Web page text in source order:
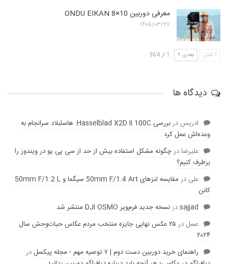
معرفی دوربین ONDU EIKAN 8×10
۱۴۰۵/۰۳/۲۷
قبلی بعدی 1 از 364
دیدگاه ها
ادریس در
بررسی Hasselblad X2D II 100C: هاسلبلاد سرانجام به
وعده‌‌اش عمل کرد
عليرضادرچگونه مشکل استفاده بیش از حد از سی پی یو در ویندوز را
برطرف کنیم؟
علی در
مقایسه لنز‌های 50mm F/1.4 Art سیگما و 50mm F/1.2 L
کانن
sajjadدرنسخه جدید فرم‌ویر DJI OSMO منتشر شد
عسل در
۲۵ عکس نهایی جایزه منتخب مردم عکاس حیات‌وحش سال
۲۰۲۴
راهنمای خرید دوربین دست دوم | ۷ توصیه مهم - مجله پیکسل
در